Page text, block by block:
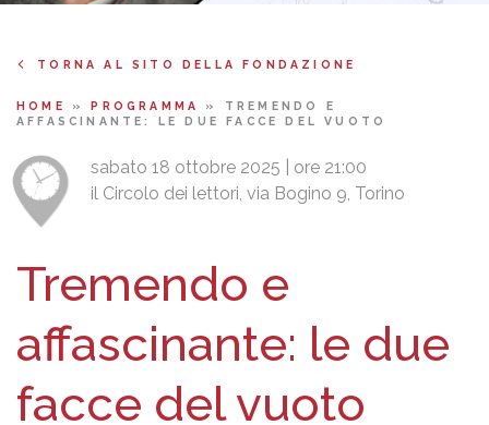
TORNA AL SITO DELLA FONDAZIONE
HOME »PROGRAMMA » TREMENDO E
AFFASCINANTE: LE DUE FACCE DEL VUOTO
sabato 18 ottobre 2025 | ore 21:00
il Circolo dei lettori, via Bogino 9, Torino
Tremendo e
affascinante: le due
facce del vuoto